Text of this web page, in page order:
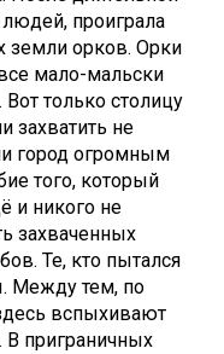
проиграла
земли орков. Орки
мало-мальски
только столицу
захватить не
город огромным
того, который
и никого не
захваченных
Те, кто пытался
Между тем, по
вспыхивают
В приграничных